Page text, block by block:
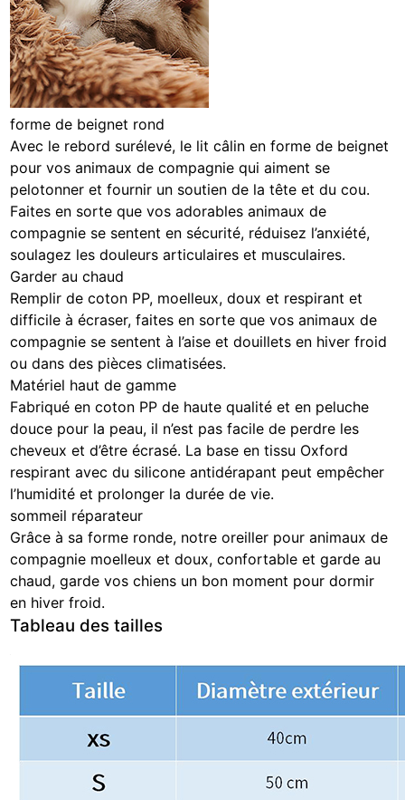
forme de beignet rond
Avec le rebord surélevé, le lit câlin en forme de beignet
pour vos animaux de compagnie qui aiment se
pelotonner et fournir un soutien de la tête et du cou.
Faites en sorte que vos adorables animaux de
compagnie se sentent en sécurité, réduisez l’anxiété,
soulagez les douleurs articulaires et musculaires.
Garder au chaud
Remplir de coton PP, moelleux, doux et respirant et
difficile à écraser, faites en sorte que vos animaux de
compagnie se sentent à l’aise et douillets en hiver froid
ou dans des pièces climatisées.
Matériel haut de gamme
Fabriqué en coton PP de haute qualité et en peluche
douce pour la peau, il n’est pas facile de perdre les
cheveux et d’être écrasé. La base en tissu Oxford
respirant avec du silicone antidérapant peut empêcher
l’humidité et prolonger la durée de vie.
sommeil réparateur
Grâce à sa forme ronde, notre oreiller pour animaux de
compagnie moelleux et doux, confortable et garde au
chaud, garde vos chiens un bon moment pour dormir
en hiver froid.
Tableau des tailles